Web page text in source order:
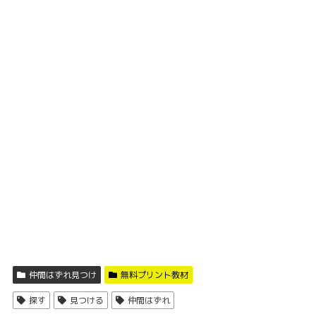
仲間はずれ見つけ 無料プリント教材
探す 見つける 仲間はずれ